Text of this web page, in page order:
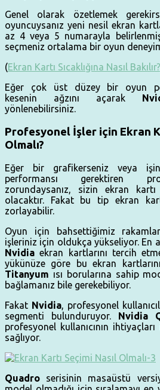
Genel olarak özetlemek
oyuncuysanız yeni nesil ekran
az 4 veya 5 numarayla
seçmeniz ortalama bir oyun
(Ekran Kartı Sıcaklığına Nasıl Bakılır?
Eğer çok üst düzey bir oyun
kesenin ağzını açarak
yönlenebilirsiniz.
Profesyonel İşler için Ekran
Olmalı?
Eğer bir grafikerseniz veya
performansı gerektiren
zorundaysanız, sizin ekran
olacaktır. Fakat bu tip ekran
zorlayabilir.
Oyun için bahsettiğimiz
işleriniz için oldukça yükseliyor. En
Nvidia ekran kartlarını tercih
yükünüze göre bu ekran
Titanyum ısı borularına sahip
bağlamanız bile gerekebiliyor.
Fakat Nvidia, profesyonel
segmenti bulunduruyor.
Nvidia
profesyonel kullanıcının
sağlıyor.
Quadro serisinin masaüstü